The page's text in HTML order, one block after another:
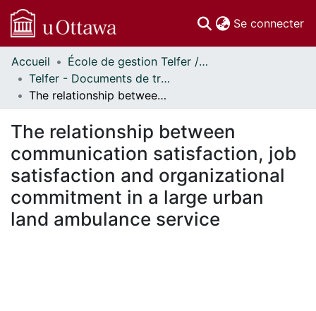
Se connecter
Communautés
et collections
Parcourir
À propos
Accueil
École de gestion Telfer // Telfer School of Management
Telfer - Documents de travail // Telfer - Working Papers
The relationship between communication satisfaction, job satisfaction and organizational commitment in a large urban land ambulance service
The relationship between
communication satisfaction, job
satisfaction and organizational
commitment in a large urban
land ambulance service